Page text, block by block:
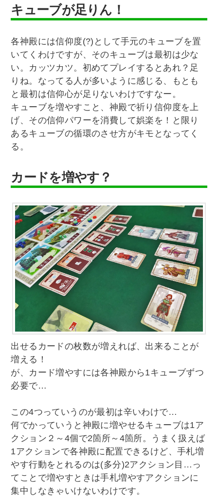
キューブが足りん！
各神殿には信仰度(?)として手元のキューブを置
いてくわけですが、そのキューブは最初は少な
い。カッツカツ。初めてプレイするとあれ？足
りね。なってる人が多いように感じる、もとも
と最初は信仰心が足りないわけですなー。
キューブを増やすこと、神殿で祈り信仰度を上
げ、その信仰パワーを消費して娯楽を！と限り
あるキューブの循環のさせ方がキモとなってく
る。
カードを増やす？
出せるカードの枚数が増えれば、出来ることが
増える！
が、カード増やすには各神殿から1キューブずつ
必要で…
この4つっていうのが最初は辛いわけで…
何でかっていうと神殿に増やせるキューブは1ア
クション２～4個で2箇所～4箇所。うまく扱えば
1アクションで各神殿に配置できるけど、手札増
やす行動をとれるのは(多分)2アクション目…っ
てことで増やすときは手札増やすアクションに
集中しなきゃいけないわけです。